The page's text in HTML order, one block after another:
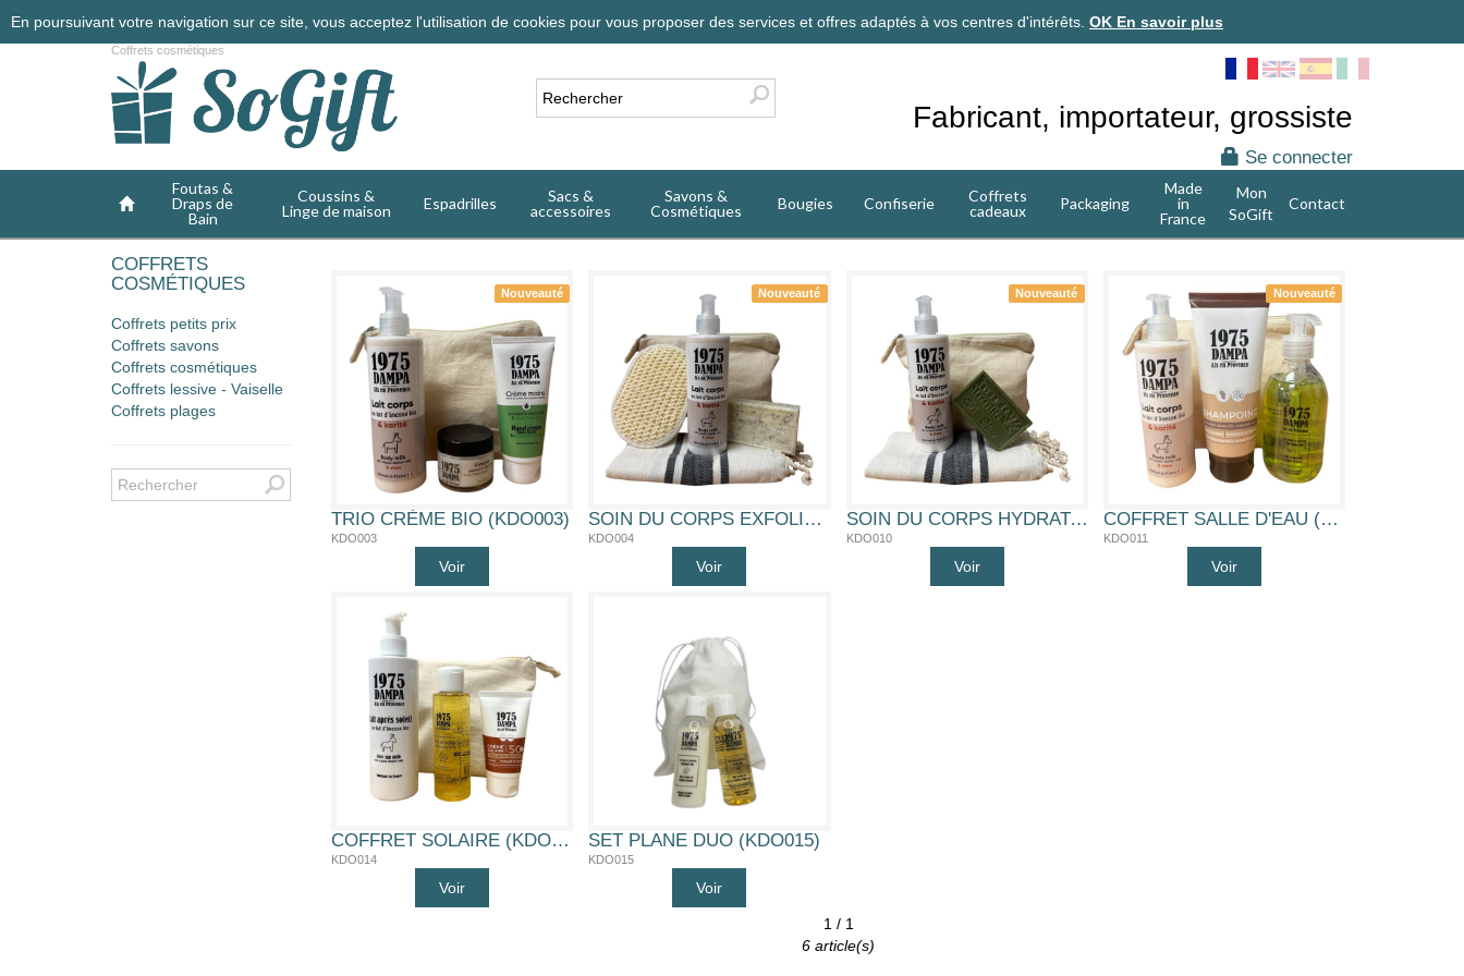
En poursuivant votre navigation sur ce site, vous acceptez l'utilisation de cookies pour vous proposer des services et offres adaptés à vos centres d'intérêts. OK En savoir plus
Coffrets cosmétiques
Fabricant, importateur, grossiste
Se connecter
Foutas &
Draps de
Bain
Coussins &
Linge de maison
Espadrilles
Sacs &
accessoires
Savons &
Cosmétiques
Bougies Confiserie
Coffrets
cadeaux
Packaging
Made
in
France
Mon
SoGift
Contact
COFFRETS
COSMÉTIQUES
Coffrets petits prix
Coffrets savons
Coffrets cosmétiques
Coffrets lessive - Vaiselle
Coffrets plages
Nouveauté
TRIO CRÈME BIO (KDO003)
KDO003
Voir
Nouveauté
SOIN DU CORPS EXFOLIANT (KDO004)
KDO004
Voir
Nouveauté
SOIN DU CORPS HYDRATANT (KDO010)
KDO010
Voir
Nouveauté
COFFRET SALLE D'EAU (KDO011)
KDO011
Voir
COFFRET SOLAIRE (KDO014)
KDO014
Voir
SET PLANE DUO (KDO015)
KDO015
Voir
1 / 1
6 article(s)